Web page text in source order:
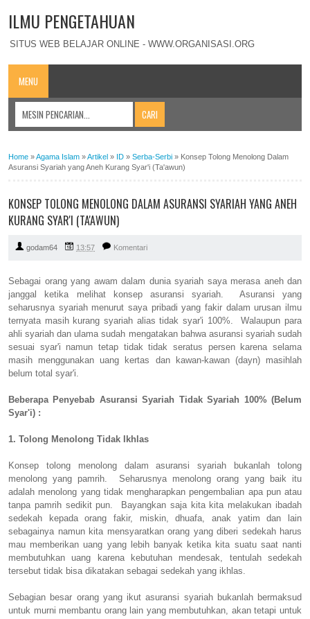
ILMU PENGETAHUAN
SITUS WEB BELAJAR ONLINE - WWW.ORGANISASI.ORG
MENU
Home »Agama Islam »Artikel » ID » Serba-Serbi » Konsep Tolong Menolong Dalam
Asuransi Syariah yang Aneh Kurang Syar'i (Ta'awun)
KONSEP TOLONG MENOLONG DALAM ASURANSI SYARIAH YANG ANEH
KURANG SYAR'I (TA'AWUN)
godam64 13:57 Komentari
Sebagai orang yang awam dalam dunia syariah saya merasa aneh dan
janggal ketika melihat konsep asuransi syariah. Asuransi yang
seharusnya syariah menurut saya pribadi yang fakir dalam urusan ilmu
ternyata masih kurang syariah alias tidak syar'i 100%. Walaupun para
ahli syariah dan ulama sudah mengatakan bahwa asuransi syariah sudah
sesuai syar'i namun tetap tidak tidak seratus persen karena selama
masih menggunakan uang kertas dan kawan-kawan (dayn) masihlah
belum total syar'i.
Beberapa Penyebab Asuransi Syariah Tidak Syariah 100% (Belum
Syar'i) :
1. Tolong Menolong Tidak Ikhlas
Konsep tolong menolong dalam asuransi syariah bukanlah tolong
menolong yang pamrih. Seharusnya menolong orang yang baik itu
adalah menolong yang tidak mengharapkan pengembalian apa pun atau
tanpa pamrih sedikit pun. Bayangkan saja kita kita melakukan ibadah
sedekah kepada orang fakir, miskin, dhuafa, anak yatim dan lain
sebagainya namun kita mensyaratkan orang yang diberi sedekah harus
mau memberikan uang yang lebih banyak ketika kita suatu saat nanti
membutuhkan uang karena kebutuhan mendesak, tentulah sedekah
tersebut tidak bisa dikatakan sebagai sedekah yang ikhlas.
Sebagian besar orang yang ikut asuransi syariah bukanlah bermaksud
untuk murni membantu orang lain yang membutuhkan, akan tetapi untuk